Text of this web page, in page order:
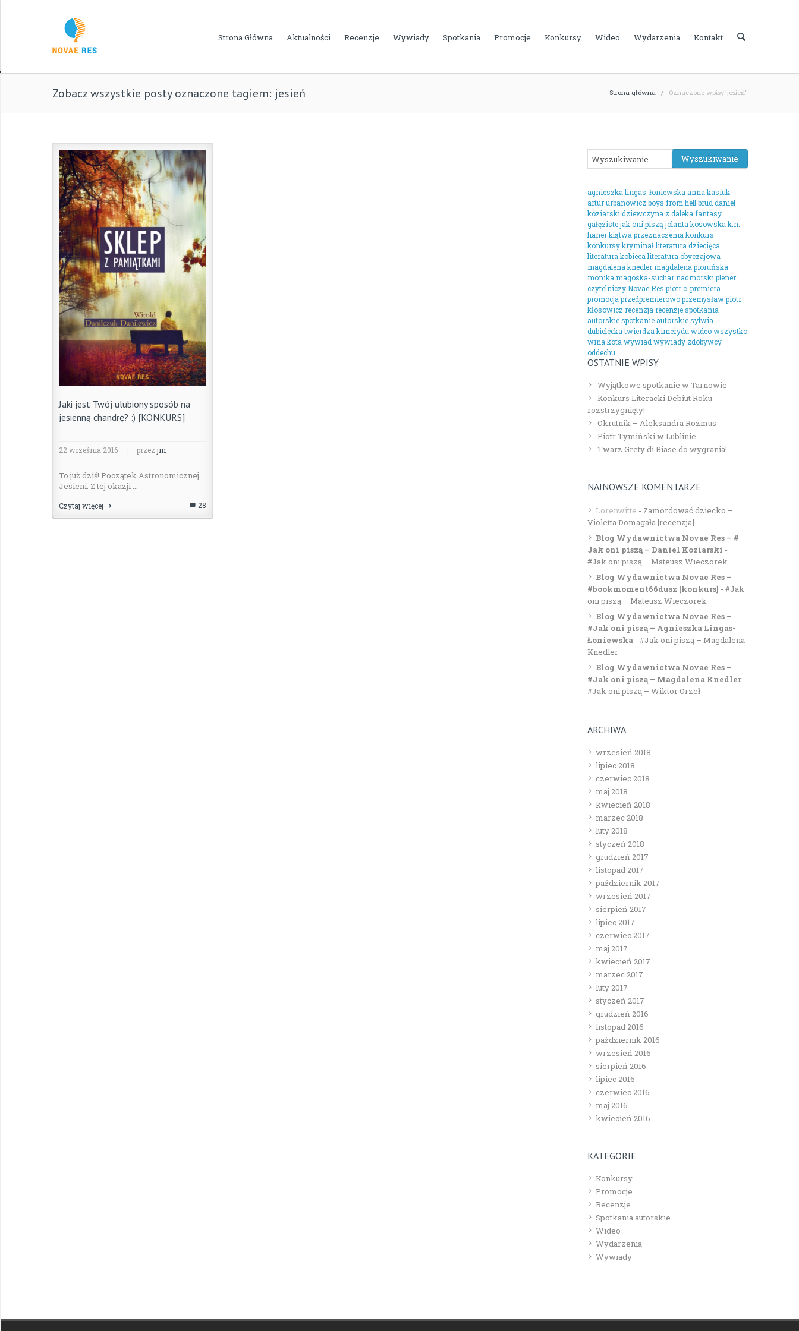
Strona Główna Aktualności Recenzje Wywiady Spotkania Promocje Konkursy Wideo Wydarzenia Kontakt
Zobacz wszystkie posty oznaczone tagiem: jesień Strona główna / Oznaczone wpisy"jesień"
Jaki jest Twój ulubiony sposób na
jesienną chandrę? :) [KONKURS]
22 września 2016 | przez jm
To już dziś! Początek Astronomicznej
Jesieni. Z tej okazji ...
Czytaj więcej 28
agnieszka lingas-łoniewska anna kasiuk
artur urbanowicz boys from hell brud daniel
koziarski dziewczyna z daleka fantasy
gałęzistejak oni piszą jolanta kosowska k.n.
hanerklątwa przeznaczenia konkurs
konkursykryminałliteratura dziecięca
literatura kobieca literatura obyczajowa
magdalena knedler magdalena pioruńska
monika magoska-suchar nadmorski plener
czytelniczy Novae Res piotr c. premiera
promocja przedpremierowoprzemysław piotr
kłosowicz recenzja recenzjespotkania
autorskiespotkanie autorskiesylwia
dubielecka twierdza kimerydu wideowszystko
wina kota wywiad wywiady zdobywcy
oddechu
OSTATNIE WPISY
Wyjątkowe spotkanie w Tarnowie
Konkurs Literacki Debiut Roku
rozstrzygnięty!
Okrutnik – Aleksandra Rozmus
Piotr Tymiński w Lublinie
Twarz Grety di Biase do wygrania!
NAJNOWSZE KOMENTARZE
Lorenwitte - Zamordować dziecko –
Violetta Domagała [recenzja]
Blog Wydawnictwa Novae Res – #
Jak oni piszą – Daniel Koziarski -
#Jak oni piszą – Mateusz Wieczorek
Blog Wydawnictwa Novae Res –
#bookmoment66dusz [konkurs] - #Jak
oni piszą – Mateusz Wieczorek
Blog Wydawnictwa Novae Res –
#Jak oni piszą – Agnieszka Lingas-
Łoniewska - #Jak oni piszą – Magdalena
Knedler
Blog Wydawnictwa Novae Res –
#Jak oni piszą – Magdalena Knedler-
#Jak oni piszą – Wiktor Orzeł
ARCHIWA
wrzesień 2018
lipiec 2018
czerwiec 2018
maj 2018
kwiecień 2018
marzec 2018
luty 2018
styczeń 2018
grudzień 2017
listopad 2017
październik 2017
wrzesień 2017
sierpień 2017
lipiec 2017
czerwiec 2017
maj 2017
kwiecień 2017
marzec 2017
luty 2017
styczeń 2017
grudzień 2016
listopad 2016
październik 2016
wrzesień 2016
sierpień 2016
lipiec 2016
czerwiec 2016
maj 2016
kwiecień 2016
KATEGORIE
Konkursy
Promocje
Recenzje
Spotkania autorskie
Wideo
Wydarzenia
Wywiady